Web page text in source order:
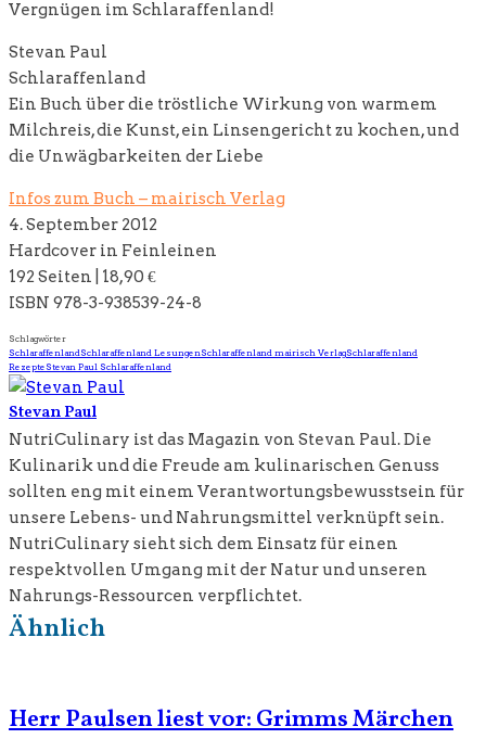
Vergnügen im Schlaraffenland!
Stevan Paul
Schlaraffenland
Ein Buch über die tröstliche Wirkung von warmem
Milchreis, die Kunst, ein Linsengericht zu kochen, und
die Unwägbarkeiten der Liebe
Infos zum Buch – mairisch Verlag
4. September 2012
Hardcover in Feinleinen
192 Seiten | 18,90 €
ISBN 978-3-938539-24-8
Schlagwörter
SchlaraffenlandSchlaraffenland LesungenSchlaraffenland mairisch VerlagSchlaraffenland
RezepteStevan Paul Schlaraffenland
Stevan Paul
NutriCulinary ist das Magazin von Stevan Paul. Die
Kulinarik und die Freude am kulinarischen Genuss
sollten eng mit einem Verantwortungsbewusstsein für
unsere Lebens- und Nahrungsmittel verknüpft sein.
NutriCulinary sieht sich dem Einsatz für einen
respektvollen Umgang mit der Natur und unseren
Nahrungs-Ressourcen verpflichtet.
Ähnlich
Herr Paulsen liest vor: Grimms Märchen